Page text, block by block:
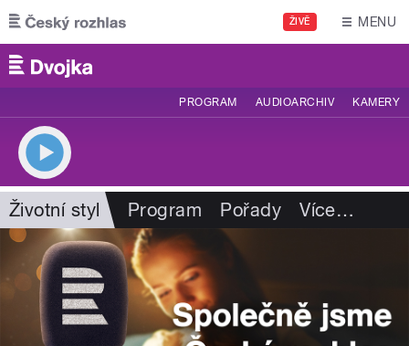
Přejít k hlavnímu obsahu
ŽIVĚ MENU
PROGRAM AUDIOARCHIV KAMERY
Životní styl Program Pořady Více…